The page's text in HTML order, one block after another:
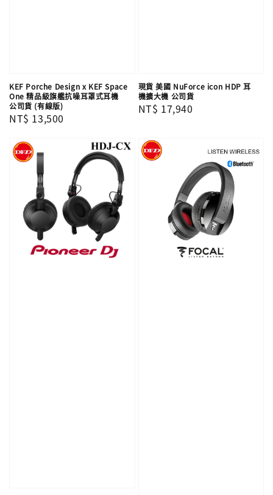
KEF Porche Design x KEF Space
One 精品級旗艦抗噪耳罩式耳機
公司貨 (有線版)
Regular
NT$ 13,500
現貨 美國 NuForce icon HDP 耳
機擴大機 公司貨
Regular
NT$ 17,940